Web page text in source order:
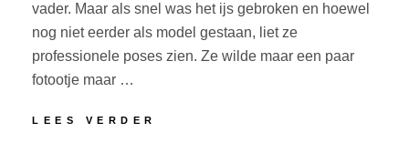
vader. Maar als snel was het ijs gebroken en hoewel
nog niet eerder als model gestaan, liet ze
professionele poses zien. Ze wilde maar een paar
fotootje maar …
LEES VERDER